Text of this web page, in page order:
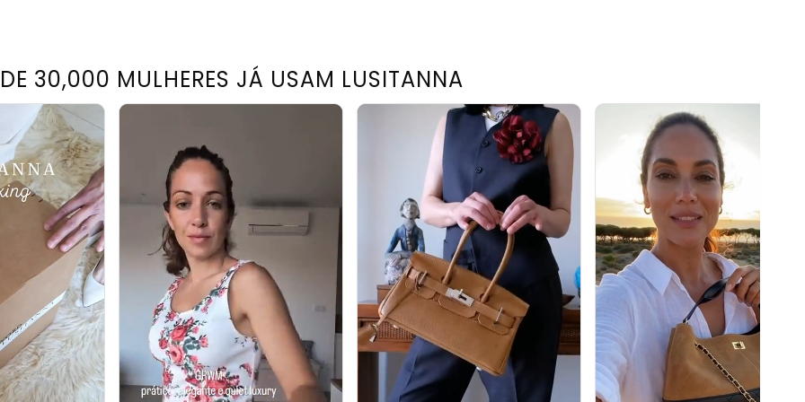
30,000 MULHERES JÁ USAM LUSITANNA